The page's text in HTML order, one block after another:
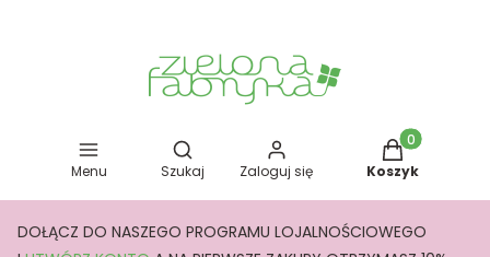
Menu
Otwórz wyszukiwarkę
Szukaj Zaloguj się
Produkty w
Koszyk
DOŁĄCZ DO NASZEGO PROGRAMU LOJALNOŚCIOWEGO